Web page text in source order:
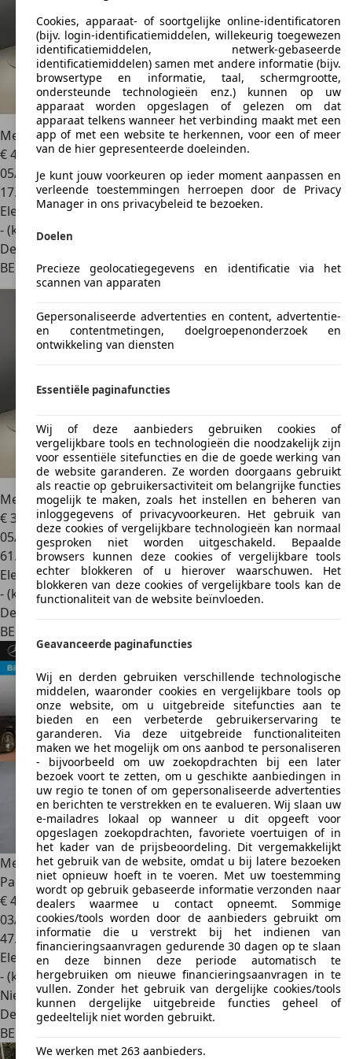
Mercedes-Benz EQE 300245pk Business Line
€ 40.9901
05/2023
17.722 km
Elektrisch
- (kWh/100 km)
Dealer
BE 1840Londerzeel
Mercedes-Benz EQE 300 245pk Business Line
€ 37.9001
05/2023
61.103 km
Elektrisch
- (kWh/100 km)
Dealer
BE 1840
Mercedes-Benz EQE 300Berline Business Line |
Panoramisch Dak | Smartpho
€ 40.9901
03/2024
47.491 km
Elektrisch
- (kWh/100 km)
Nieuw
Dealer
BE 9160
Cookies, apparaat- of soortgelijke online-identificatoren
(bijv. login-identificatiemiddelen, willekeurig toegewezen
identificatiemiddelen, netwerk-gebaseerde
identificatiemiddelen) samen met andere informatie (bijv.
browsertype en informatie, taal, schermgrootte,
ondersteunde technologieën enz.) kunnen op uw
apparaat worden opgeslagen of gelezen om dat
apparaat telkens wanneer het verbinding maakt met een
app of met een website te herkennen, voor een of meer
van de hier gepresenteerde doeleinden.
Je kunt jouw voorkeuren op ieder moment aanpassen en
verleende toestemmingen herroepen door de Privacy
Manager in ons privacybeleid te bezoeken.
Doelen
Precieze geolocatiegegevens en identificatie via het
scannen van apparaten
Gepersonaliseerde advertenties en content, advertentie-
en contentmetingen, doelgroepenonderzoek en
ontwikkeling van diensten
Essentiële paginafuncties
Wij of deze aanbieders gebruiken cookies of
vergelijkbare tools en technologieën die noodzakelijk zijn
voor essentiële sitefuncties en die de goede werking van
de website garanderen. Ze worden doorgaans gebruikt
als reactie op gebruikersactiviteit om belangrijke functies
mogelijk te maken, zoals het instellen en beheren van
inloggegevens of privacyvoorkeuren. Het gebruik van
deze cookies of vergelijkbare technologieën kan normaal
gesproken niet worden uitgeschakeld. Bepaalde
browsers kunnen deze cookies of vergelijkbare tools
echter blokkeren of u hierover waarschuwen. Het
blokkeren van deze cookies of vergelijkbare tools kan de
functionaliteit van de website beïnvloeden.
Geavanceerde paginafuncties
Wij en derden gebruiken verschillende technologische
middelen, waaronder cookies en vergelijkbare tools op
onze website, om u uitgebreide sitefuncties aan te
bieden en een verbeterde gebruikerservaring te
garanderen. Via deze uitgebreide functionaliteiten
maken we het mogelijk om ons aanbod te personaliseren
- bijvoorbeeld om uw zoekopdrachten bij een later
bezoek voort te zetten, om u geschikte aanbiedingen in
uw regio te tonen of om gepersonaliseerde advertenties
en berichten te verstrekken en te evalueren. Wij slaan uw
e-mailadres lokaal op wanneer u dit opgeeft voor
opgeslagen zoekopdrachten, favoriete voertuigen of in
het kader van de prijsbeoordeling. Dit vergemakkelijkt
het gebruik van de website, omdat u bij latere bezoeken
niet opnieuw hoeft in te voeren. Met uw toestemming
wordt op gebruik gebaseerde informatie verzonden naar
dealers waarmee u contact opneemt. Sommige
cookies/tools worden door de aanbieders gebruikt om
informatie die u verstrekt bij het indienen van
financieringsaanvragen gedurende 30 dagen op te slaan
en deze binnen deze periode automatisch te
hergebruiken om nieuwe financieringsaanvragen in te
vullen. Zonder het gebruik van dergelijke cookies/tools
kunnen dergelijke uitgebreide functies geheel of
gedeeltelijk niet worden gebruikt.
We werken met 263 aanbieders.